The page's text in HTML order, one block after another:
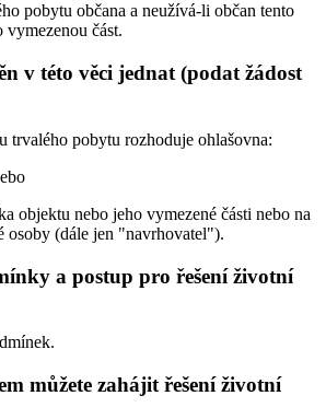
pobytu občana a neužívá-li občan tento
vymezenou část.
v této věci jednat (podat žádost
trvalého pobytu rozhoduje ohlašovna:
objektu nebo jeho vymezené části nebo na
osoby (dále jen "navrhovatel").
a postup pro řešení životní
můžete zahájit řešení životní